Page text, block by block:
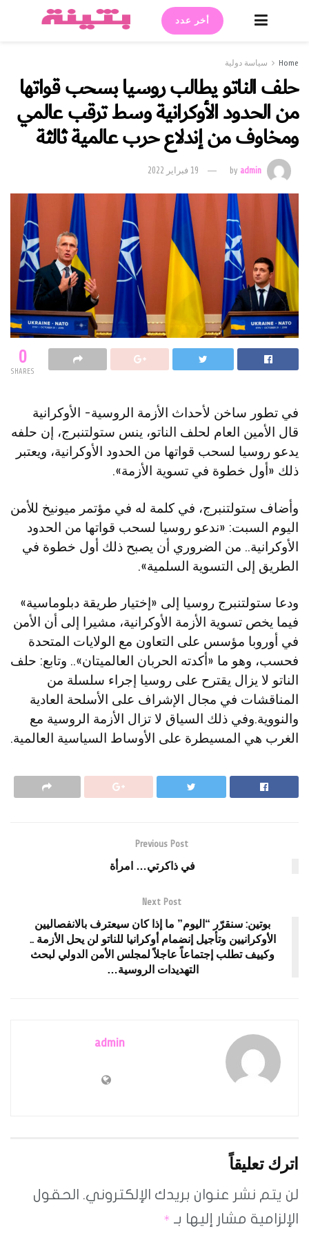
أخر عدد
Home سياسة دولية
حلف الناتو يطالب روسيا بسحب قواتها
من الحدود الأوكرانية وسط ترقب عالمي
ومخاوف من إندلاع حرب عالمية ثالثة
byadmin 19 فبراير 2022
0
SHARES
في تطور ساخن لأحداث الأزمة الروسية- الأوكرانية
قال الأمين العام لحلف الناتو، ينس ستولتنبرج، إن حلفه
يدعو روسيا لسحب قواتها من الحدود الأوكرانية، ويعتبر
ذلك «أول خطوة في تسوية الأزمة».
وأضاف ستولتنبرج، في كلمة له في مؤتمر ميونيخ للأمن
اليوم السبت: «ندعو روسيا لسحب قواتها من الحدود
الأوكرانية.. من الضروري أن يصبح ذلك أول خطوة في
الطريق إلى التسوية السلمية».
ودعا ستولتنبرج روسيا إلى «إختيار طريقة دبلوماسية»
فيما يخص تسوية الأزمة الأوكرانية، مشيرا إلى أن الأمن
في أوروبا مؤسس على التعاون مع الولايات المتحدة
فحسب، وهو ما «أكدته الحربان العالميتان».. وتابع: حلف
الناتو لا يزال يقترح على روسيا إجراء سلسلة من
المناقشات في مجال الإشراف على الأسلحة العادية
والنووية.وفي ذلك السياق لا تزال الأزمة الروسية مع
الغرب هي المسيطرة على الأوساط السياسية العالمية.
Previous Post
في ذاكرتي… امرأة
Next Post
بوتين: سنقرّر “اليوم” ما إذا كان سيعترف بالانفصاليين
الأوكرانيين وتأجيل إنضمام أوكرانيا للناتو لن يحل الأزمة ..
وكييف تطلب إجتماعاً عاجلاً لمجلس الأمن الدولي لبحث
التهديدات الروسية…
admin
اترك تعليقاً
لن يتم نشر عنوان بريدك الإلكتروني. الحقول
الإلزامية مشار إليها بـ *